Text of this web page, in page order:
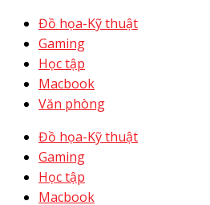
Đồ họa-Kỹ thuật
Gaming
Học tập
Macbook
Văn phòng
Đồ họa-Kỹ thuật
Gaming
Học tập
Macbook